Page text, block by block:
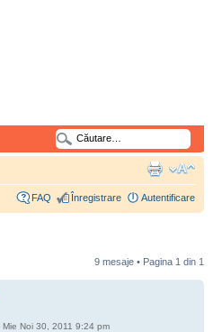
FAQ Înregistrare Autentificare
9 mesaje • Pagina 1 din 1
Mie Noi 30, 2011 9:24 pm